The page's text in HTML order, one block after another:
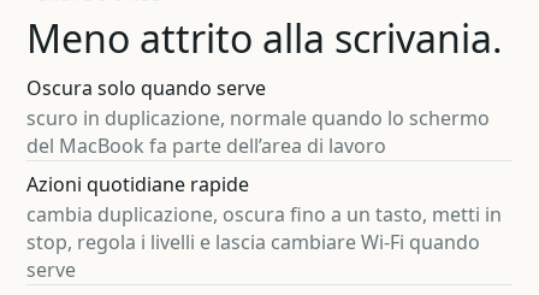
Meno attrito alla scrivania.
Oscura solo quando serve
scuro in duplicazione, normale quando lo schermo
del MacBook fa parte dell’area di lavoro
Azioni quotidiane rapide
cambia duplicazione, oscura fino a un tasto, metti in
stop, regola i livelli e lascia cambiare Wi-Fi quando
serve